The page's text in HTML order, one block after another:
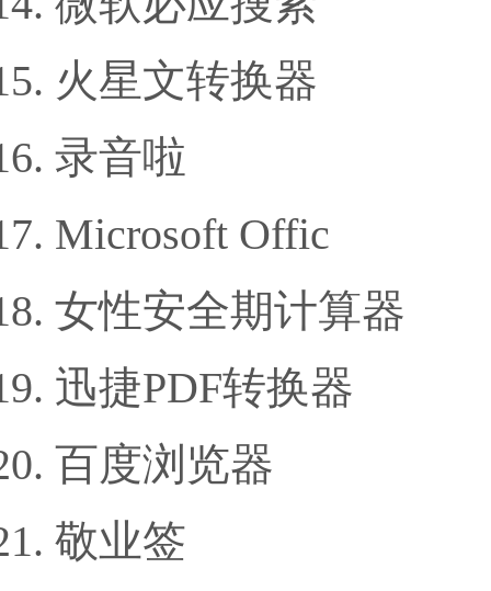
火星文转换器
录音啦
Microsoft Offic
女性安全期计算器
迅捷PDF转换器
百度浏览器
敬业签